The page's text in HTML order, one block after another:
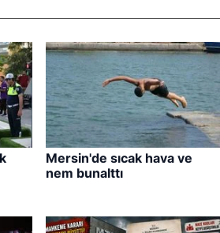
Mersin'de sıcak hava ve
nem bunalttı